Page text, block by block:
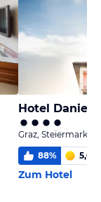
Hotel Daniel
Graz, Steiermark
88% 5,0
Zum Hotel